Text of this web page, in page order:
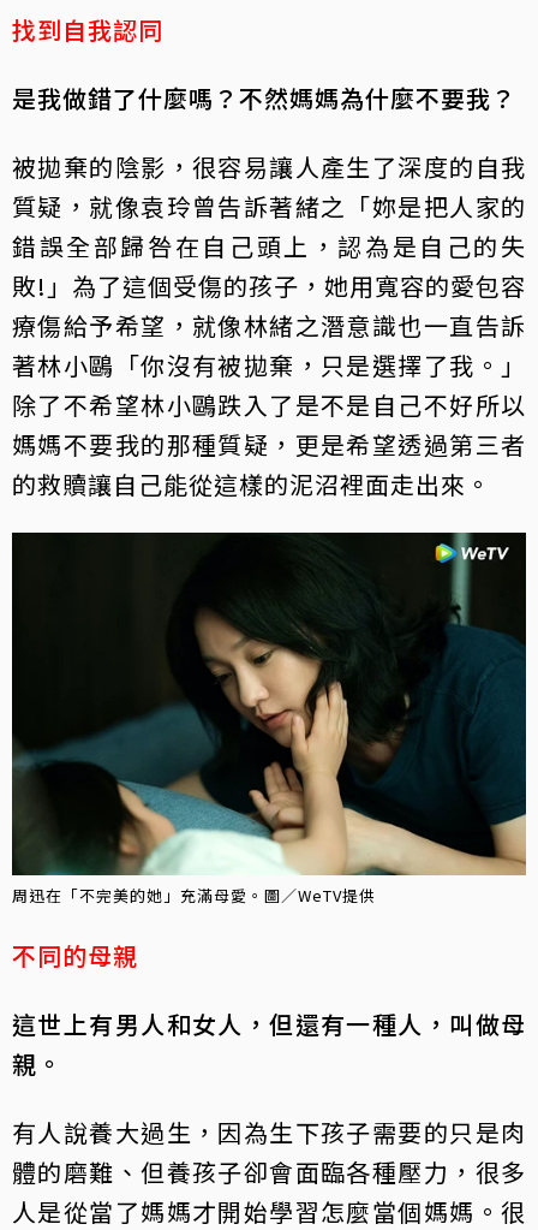
找到自我認同
是我做錯了什麼嗎？不然媽媽為什麼不要我？
被拋棄的陰影，很容易讓人產生了深度的自我
質疑，就像袁玲曾告訴著緒之「妳是把人家的
錯誤全部歸咎在自己頭上，認為是自己的失
敗!」為了這個受傷的孩子，她用寬容的愛包容
療傷給予希望，就像林緒之潛意識也一直告訴
著林小鷗「你沒有被拋棄，只是選擇了我。」
除了不希望林小鷗跌入了是不是自己不好所以
媽媽不要我的那種質疑，更是希望透過第三者
的救贖讓自己能從這樣的泥沼裡面走出來。
周迅在「不完美的她」充滿母愛。圖／WeTV提供
不同的母親
這世上有男人和女人，但還有一種人，叫做母
親。
有人說養大過生，因為生下孩子需要的只是肉
體的磨難、但養孩子卻會面臨各種壓力，很多
人是從當了媽媽才開始學習怎麼當個媽媽。很